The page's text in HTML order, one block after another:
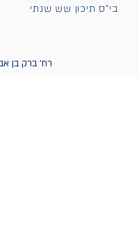
בי"ס תיכון שש שנתי
רח' ברק בן